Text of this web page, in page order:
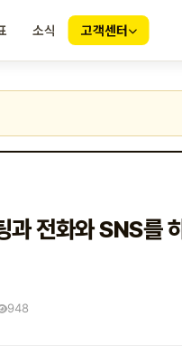
소식 고객센터
전화와 SNS를
948